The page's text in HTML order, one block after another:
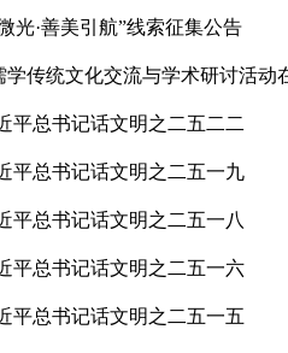
光·善美引航”线索征集公告
学传统文化交流与学术研讨活动
平总书记话文明之二五二二
平总书记话文明之二五一九
平总书记话文明之二五一八
平总书记话文明之二五一六
平总书记话文明之二五一五